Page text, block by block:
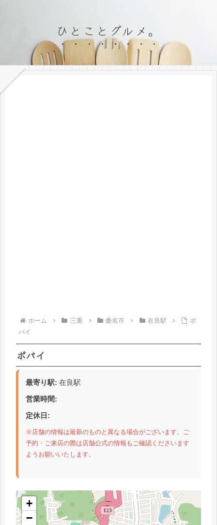
ひとことグルメ。
ホーム 三重 桑名市 在良駅
ポ
パイ
ポパイ
最寄り駅: 在良駅
営業時間:
定休日:
※店舗の情報は最新のものと異なる場合がございます。ご
予約・ご来店の際は店舗公式の情報もご確認くださいます
ようお願いいたします。
+
−